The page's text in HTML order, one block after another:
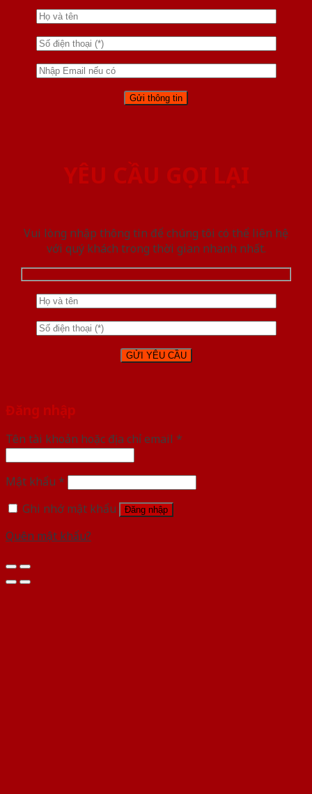
YÊU CẦU GỌI LẠI
Vui lòng nhập thông tin để chúng tôi có thể liên hệ
với quý khách trong thời gian nhanh nhất.
Đăng nhập
Tên tài khoản hoặc địa chỉ email *
Mật khẩu *
Ghi nhớ mật khẩu
Đăng nhập
Quên mật khẩu?